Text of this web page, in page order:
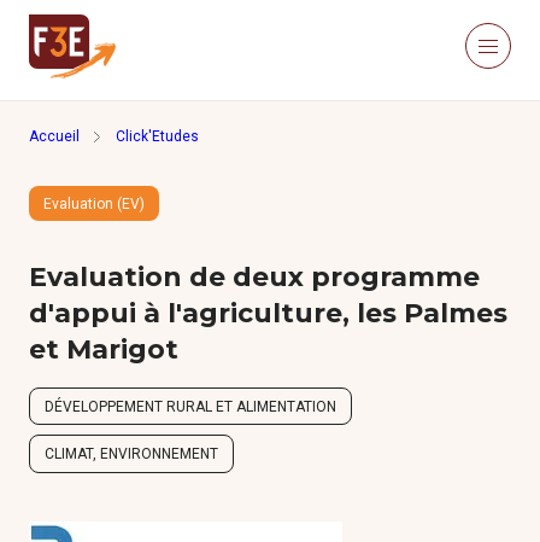
Aller au contenu principal
Menu
Recherche sur le site
Ressources Click’Études
Je m’informe
Méthodologies
Accueil Click'Etudes
Evaluation (EV)
Evaluation de deux programme
d'appui à l'agriculture, les Palmes
et Marigot
DÉVELOPPEMENT RURAL ET ALIMENTATION
CLIMAT, ENVIRONNEMENT
Panneau de gestion des cookies